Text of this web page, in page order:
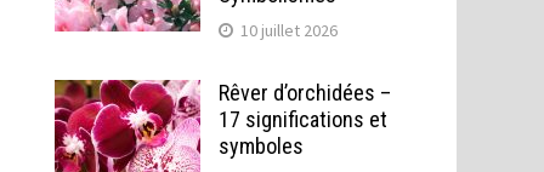
10 juillet 2026
Rêver d’orchidées –
17 significations et
symboles